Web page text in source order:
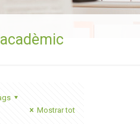
Mostrar tot